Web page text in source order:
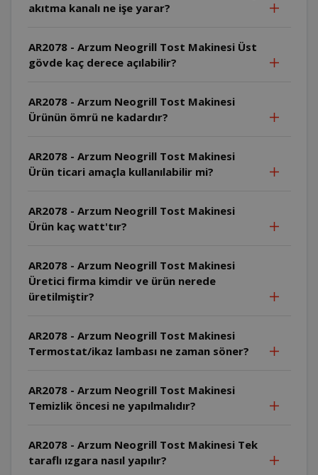
akıtma kanalı ne işe yarar?
AR2078 - Arzum Neogrill Tost Makinesi Üst
gövde kaç derece açılabilir?
AR2078 - Arzum Neogrill Tost Makinesi
Ürünün ömrü ne kadardır?
AR2078 - Arzum Neogrill Tost Makinesi
Ürün ticari amaçla kullanılabilir mi?
AR2078 - Arzum Neogrill Tost Makinesi
Ürün kaç watt'tır?
AR2078 - Arzum Neogrill Tost Makinesi
Üretici firma kimdir ve ürün nerede
üretilmiştir?
AR2078 - Arzum Neogrill Tost Makinesi
Termostat/ikaz lambası ne zaman söner?
AR2078 - Arzum Neogrill Tost Makinesi
Temizlik öncesi ne yapılmalıdır?
AR2078 - Arzum Neogrill Tost Makinesi Tek
taraflı ızgara nasıl yapılır?